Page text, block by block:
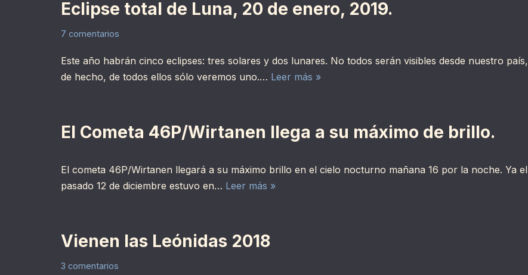
Eclipse total de Luna, 20 de enero, 2019.
7 comentarios
Este año habrán cinco eclipses: tres solares y dos lunares. No todos serán visibles desde nuestro país,
de hecho, de todos ellos sólo veremos uno.… Leer más »
El Cometa 46P/Wirtanen llega a su máximo de brillo.
El cometa 46P/Wirtanen llegará a su máximo brillo en el cielo nocturno mañana 16 por la noche. Ya el
pasado 12 de diciembre estuvo en… Leer más »
Vienen las Leónidas 2018
3 comentarios